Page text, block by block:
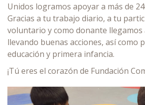
Unidos logramos apoyar a más de
Gracias a tu trabajo diario, a tu
voluntario y como donante llegamos
llevando buenas acciones, así como
educación y primera infancia.
¡Tú eres el corazón de Fundación